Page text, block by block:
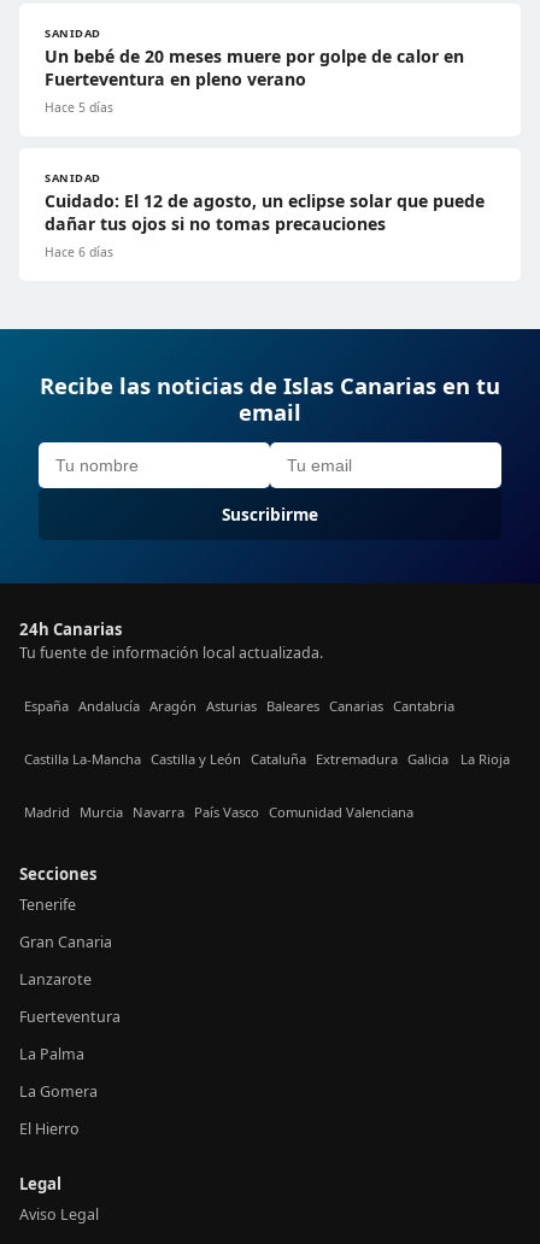
SANIDAD
Un bebé de 20 meses muere por golpe de calor en
Fuerteventura en pleno verano
Hace 5 días
SANIDAD
Cuidado: El 12 de agosto, un eclipse solar que puede
dañar tus ojos si no tomas precauciones
Hace 6 días
Recibe las noticias de Islas Canarias en tu
email
Suscribirme
24h Canarias
Tu fuente de información local actualizada.
España Andalucía Aragón Asturias Baleares Canarias Cantabria
Castilla La-Mancha Castilla y León Cataluña Extremadura Galicia La Rioja
Madrid Murcia Navarra País Vasco Comunidad Valenciana
Secciones
Tenerife
Gran Canaria
Lanzarote
Fuerteventura
La Palma
La Gomera
El Hierro
Legal
Aviso Legal